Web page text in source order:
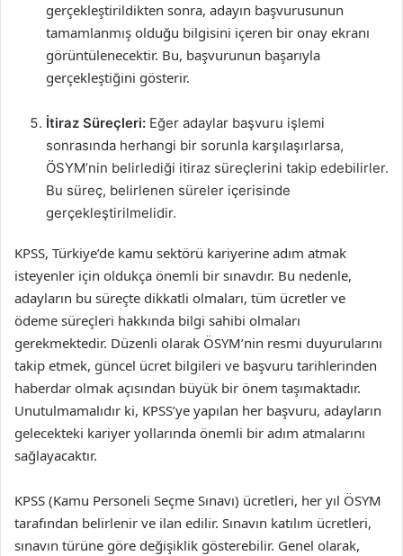
gerçekleştirildikten sonra, adayın başvurusunun
tamamlanmış olduğu bilgisini içeren bir onay ekranı
görüntülenecektir. Bu, başvurunun başarıyla
gerçekleştiğini gösterir.
İtiraz Süreçleri: Eğer adaylar başvuru işlemi
sonrasında herhangi bir sorunla karşılaşırlarsa,
ÖSYM’nin belirlediği itiraz süreçlerini takip edebilirler.
Bu süreç, belirlenen süreler içerisinde
gerçekleştirilmelidir.
KPSS, Türkiye’de kamu sektörü kariyerine adım atmak
isteyenler için oldukça önemli bir sınavdır. Bu nedenle,
adayların bu süreçte dikkatli olmaları, tüm ücretler ve
ödeme süreçleri hakkında bilgi sahibi olmaları
gerekmektedir. Düzenli olarak ÖSYM’nin resmi duyurularını
takip etmek, güncel ücret bilgileri ve başvuru tarihlerinden
haberdar olmak açısından büyük bir önem taşımaktadır.
Unutulmamalıdır ki, KPSS’ye yapılan her başvuru, adayların
gelecekteki kariyer yollarında önemli bir adım atmalarını
sağlayacaktır.
KPSS (Kamu Personeli Seçme Sınavı) ücretleri, her yıl ÖSYM
tarafından belirlenir ve ilan edilir. Sınavın katılım ücretleri,
sınavın türüne göre değişiklik gösterebilir. Genel olarak,